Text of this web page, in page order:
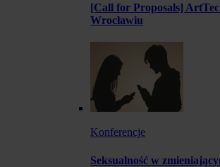
[Call for Proposals]
Wrocławiu
Konferencje
Seksualność w